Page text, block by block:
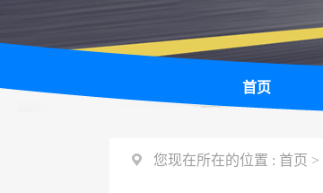
首页
您现在所在的位置 : 首页 >